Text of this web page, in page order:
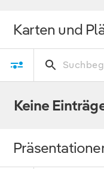
Karten und
Keine